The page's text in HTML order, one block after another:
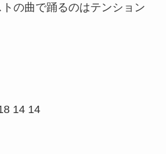
の曲で踊るのはテンション